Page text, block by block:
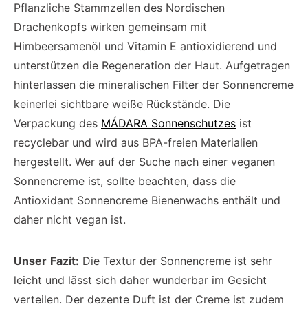
Pflanzliche Stammzellen des Nordischen
Drachenkopfs wirken gemeinsam mit
Himbeersamenöl und Vitamin E antioxidierend und
unterstützen die Regeneration der Haut. Aufgetragen
hinterlassen die mineralischen Filter der Sonnencreme
keinerlei sichtbare weiße Rückstände. Die
Verpackung des MÁDARA Sonnenschutzes ist
recyclebar und wird aus BPA-freien Materialien
hergestellt. Wer auf der Suche nach einer veganen
Sonnencreme ist, sollte beachten, dass die
Antioxidant Sonnencreme Bienenwachs enthält und
daher nicht vegan ist.
Unser Fazit: Die Textur der Sonnencreme ist sehr
leicht und lässt sich daher wunderbar im Gesicht
verteilen. Der dezente Duft ist der Creme ist zudem